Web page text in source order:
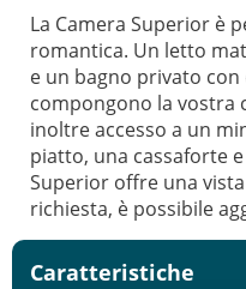
La Camera Superior è
romantica. Un letto
e un bagno privato con
compongono la vostra
inoltre accesso a un
piatto, una cassaforte
Superior offre una
richiesta, è possibile
Caratteristiche